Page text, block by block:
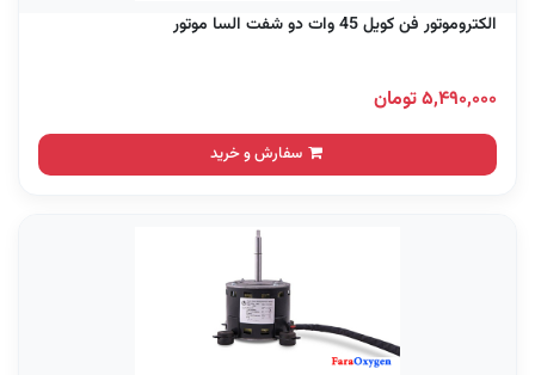
الکتروموتور فن کویل 45 وات دو شفت السا موتور
۵,۴۹۰,۰۰۰ تومان
سفارش و خرید